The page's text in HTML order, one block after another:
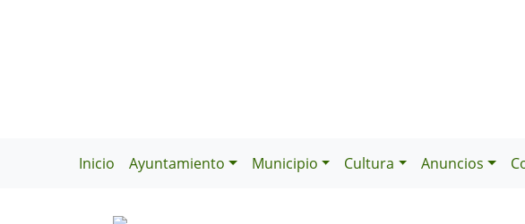
Inicio Ayuntamiento Municipio Cultura Anuncios